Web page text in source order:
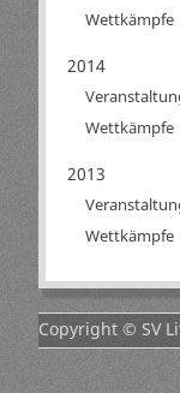
Wettkämpfe
2014
Wettkämpfe
2013
Wettkämpfe
Copyright © SV